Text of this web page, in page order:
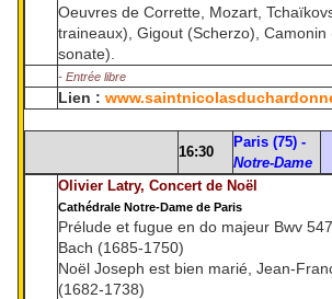
Oeuvres de Corrette, Mozart,
traineaux), Gigout (Scherzo),
sonate).
- Entrée libre
Lien :
16:30
Paris (75) -
Notre-Dame
Olivier Latry, Concert de Noël
Cathédrale Notre-Dame de Paris
Prélude et fugue en do majeur Bwv
Bach (1685-1750)
Noël Joseph est bien marié, Jean-
(1682-1738)